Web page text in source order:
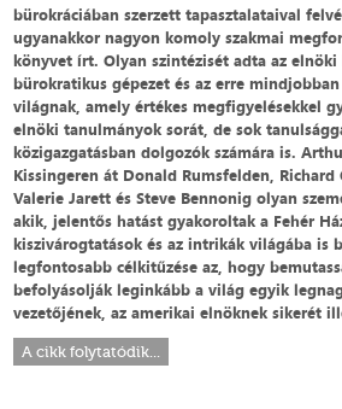
bürokráciában szerzett tapasztalataival
ugyanakkor nagyon komoly szakmai
könyvet írt. Olyan szintézisét adta az
bürokratikus gépezet és az erre
világnak, amely értékes megfigyelésekkel
elnöki tanulmányok sorát, de sok
közigazgatásban dolgozók számára is.
Kissingeren át Donald Rumsfelden, Richard
Valerie Jarett és Steve Bennonig olyan
akik, jelentős hatást gyakoroltak a Fehér
kiszivárogtatások és az intrikák világába is
legfontosabb célkitűzése az, hogy
befolyásolják leginkább a világ egyik
vezetőjének, az amerikai elnöknek sikerét
A cikk folytatódik...